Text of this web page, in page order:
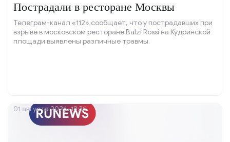
Пострадали в ресторане Москвы
Телеграм-канал «112» сообщает, что у пострадавших при
взрыве в московском ресторане Balzi Rossi на Кудринской
площади выявлены различные травмы.
01 августа 2026, 18:35